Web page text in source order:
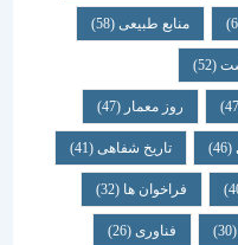
منابع طبیعی(58)
روز معمار(47)
تاریخ شفاهی (41)
فراخوان ها (32)
فناوری (26)